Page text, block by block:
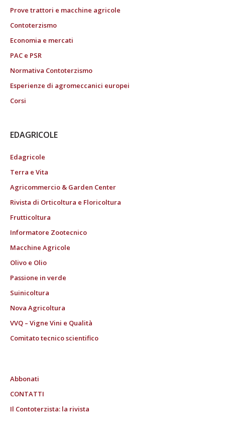
Prove trattori e macchine agricole
Contoterzismo
Economia e mercati
PAC e PSR
Normativa Contoterzismo
Esperienze di agromeccanici europei
Corsi
EDAGRICOLE
Edagricole
Terra e Vita
Agricommercio & Garden Center
Rivista di Orticoltura e Floricoltura
Frutticoltura
Informatore Zootecnico
Macchine Agricole
Olivo e Olio
Passione in verde
Suinicoltura
Nova Agricoltura
VVQ – Vigne Vini e Qualità
Comitato tecnico scientifico
Abbonati
CONTATTI
Il Contoterzista: la rivista